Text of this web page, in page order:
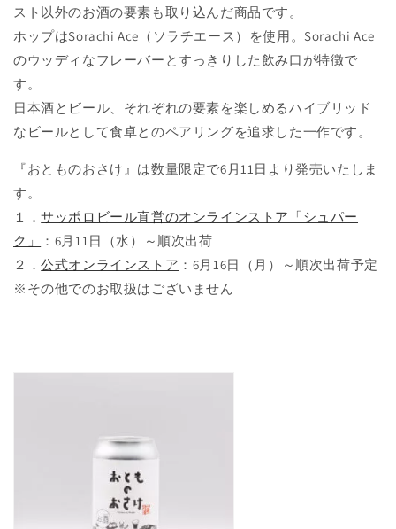
スト以外のお酒の要素も取り込んだ商品です。
ホップはSorachi Ace（ソラチエース）を使用。Sorachi Ace
のウッディなフレーバーとすっきりした飲み口が特徴で
す。
日本酒とビール、それぞれの要素を楽しめるハイブリッド
なビールとして食卓とのペアリングを追求した一作です。
『おとものおさけ』は数量限定で6月11日より発売いたしま
す。
１．サッポロビール直営のオンラインストア「シュパー
ク」
：6月11日（水）～順次出荷
２．公式オンラインストア ：6月16日（月）～順次出荷予定
※その他でのお取扱はございません